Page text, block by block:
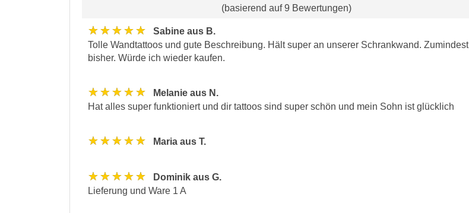
(basierend auf 9 Bewertungen)
★★★★★
Sabine aus B.
Tolle Wandtattoos und gute Beschreibung. Hält super an unserer Schrankwand. Zumindest
bisher. Würde ich wieder kaufen.
★★★★★
Melanie aus N.
Hat alles super funktioniert und dir tattoos sind super schön und mein Sohn ist glücklich
★★★★★ Maria aus T.
★★★★★
Dominik aus G.
Lieferung und Ware 1 A